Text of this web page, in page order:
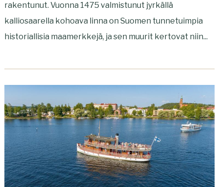
rakentunut. Vuonna 1475 valmistunut jyrkällä
kalliosaarella kohoava linna on Suomen tunnetuimpia
historiallisia maamerkkejä, ja sen muurit kertovat niin...